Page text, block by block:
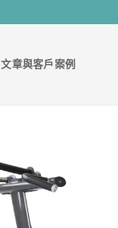
文章與客戶案例